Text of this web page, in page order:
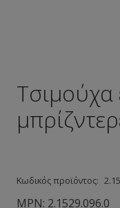
Τσιμούχα
Κωδικός προϊόντος:
MPN: 2.1529.096.0